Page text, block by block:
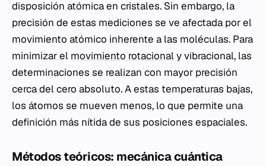
disposición atómica en cristales. Sin embargo, la
precisión de estas mediciones se ve afectada por el
movimiento atómico inherente a las moléculas. Para
minimizar el movimiento rotacionaly vibracional, las
determinaciones se realizan con mayor precisión
cerca del cero absoluto. A estas temperaturas bajas,
los átomos se mueven menos, lo que permite una
definición más nítida de sus posiciones espaciales.
Métodos teóricos: mecánica cuántica